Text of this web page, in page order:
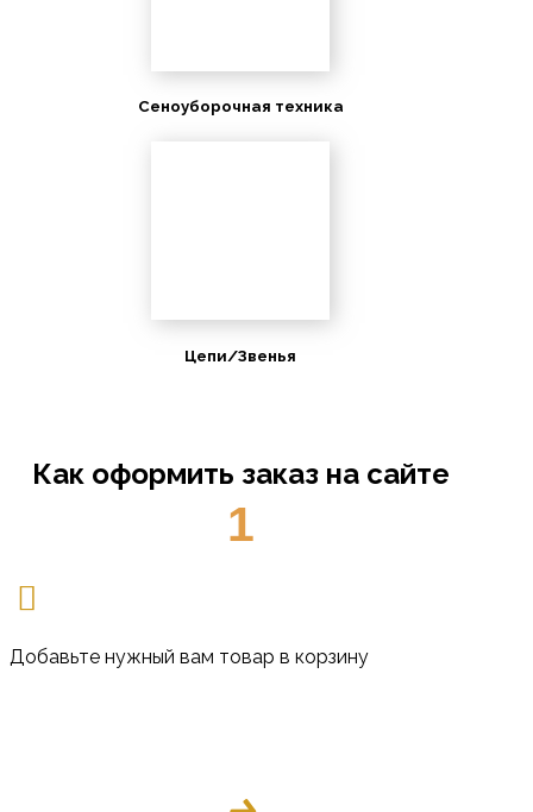
Сеноуборочная техника
Цепи/Звенья
Как оформить заказ на сайте
1
Добавьте нужный вам товар в корзину